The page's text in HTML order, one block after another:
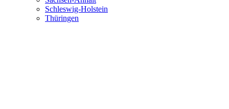
Schleswig-Holstein
Thüringen